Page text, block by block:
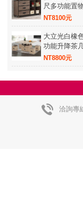
尺多功能置
NT8100元
大立光白橡
功能升降茶
NT8800元
洽詢專